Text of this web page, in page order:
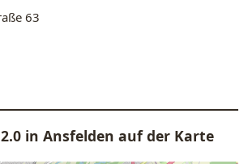
63
in Ansfelden auf der Karte